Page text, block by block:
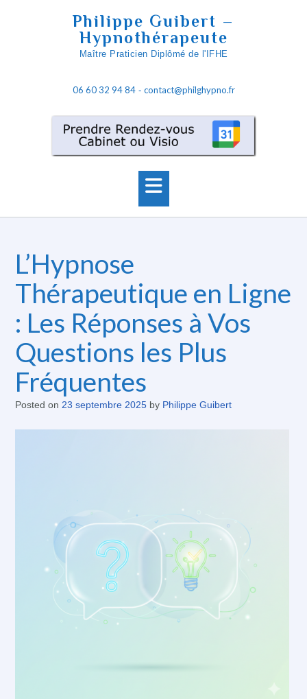
Philippe Guibert –
Hypnothérapeute
Maître Praticien Diplômé de l'IFHE
06 60 32 94 84- contact@philghypno.fr
L’Hypnose
Thérapeutique en Ligne
: Les Réponses à Vos
Questions les Plus
Fréquentes
Posted on 23 septembre 2025 by Philippe Guibert